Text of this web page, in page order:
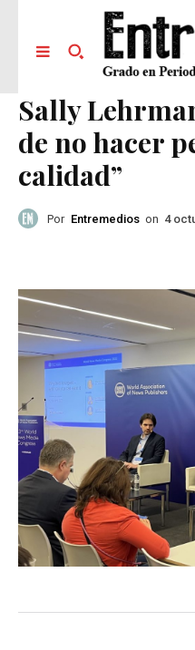
Sally
de no hacer
calidad”
Por Entremedios on 4